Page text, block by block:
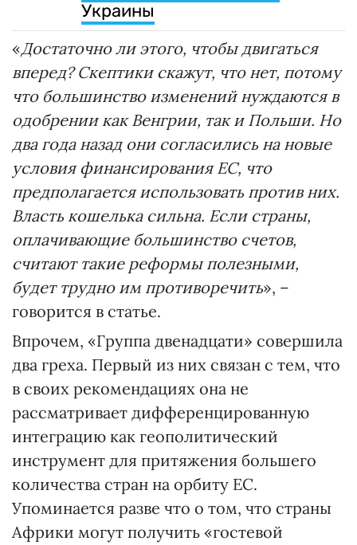
Украины
«Достаточно ли этого, чтобы двигаться
вперед? Скептики скажут, что нет, потому
что большинство изменений нуждаются в
одобрении как Венгрии, так и Польши. Но
два года назад они согласились на новые
условия финансирования ЕС, что
предполагается использовать против них.
Власть кошелька сильна. Если страны,
оплачивающие большинство счетов,
считают такие реформы полезными,
будет трудно им противоречить», –
говорится в статье.
Впрочем, «Группа двенадцати» совершила
два греха. Первый из них связан с тем, что
в своих рекомендациях она не
рассматривает дифференцированную
интеграцию как геополитический
инструмент для притяжения большего
количества стран на орбиту ЕС.
Упоминается разве что о том, что страны
Африки могут получить «гостевой